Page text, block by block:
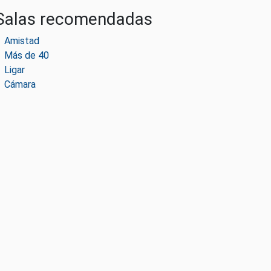
recomendadas
Amistad
Más de 40
Ligar
Cámara